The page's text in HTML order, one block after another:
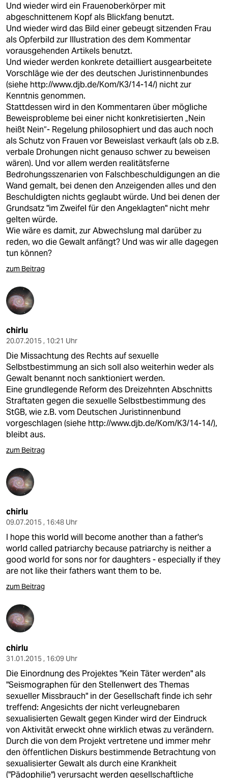
Und wieder wird ein Frauenoberkörper mit
abgeschnittenem Kopf als Blickfang benutzt.
Und wieder wird das Bild einer gebeugt sitzenden Frau
als Opferbild zur Illustration des dem Kommentar
vorausgehenden Artikels benutzt.
Und wieder werden konkrete detailliert ausgearbeitete
Vorschläge wie der des deutschen Juristinnenbundes
(siehe http://www.djb.de/Kom/K3/14-14/) nicht zur
Kenntnis genommen.
Stattdessen wird in den Kommentaren über mögliche
Beweisprobleme bei einer nicht konkretisierten „Nein
heißt Nein“- Regelung philosophiert und das auch noch
als Schutz von Frauen vor Beweislast verkauft (als ob z.B.
verbale Drohungen nicht genauso schwer zu beweisen
wären). Und vor allem werden realitätsferne
Bedrohungsszenarien von Falschbeschuldigungen an die
Wand gemalt, bei denen den Anzeigenden alles und den
Beschuldigten nichts geglaubt würde. Und bei denen der
Grundsatz "im Zweifel für den Angeklagten" nicht mehr
gelten würde.
Wie wäre es damit, zur Abwechslung mal darüber zu
reden, wo die Gewalt anfängt? Und was wir alle dagegen
tun können?
zum Beitrag
chirlu
20.07.2015 , 10:21 Uhr
Die Missachtung des Rechts auf sexuelle
Selbstbestimmung an sich soll also weiterhin weder als
Gewalt benannt noch sanktioniert werden.
Eine grundlegende Reform des Dreizehnten Abschnitts
Straftaten gegen die sexuelle Selbstbestimmung des
StGB, wie z.B. vom Deutschen Juristinnenbund
vorgeschlagen (siehe http://www.djb.de/Kom/K3/14-14/),
bleibt aus.
zum Beitrag
chirlu
09.07.2015 , 16:48 Uhr
I hope this world will become another than a father's
world called patriarchy because patriarchy is neither a
good world for sons nor for daughters - especially if they
are not like their fathers want them to be.
zum Beitrag
chirlu
31.01.2015 , 16:09 Uhr
Die Einordnung des Projektes "Kein Täter werden" als
"Seismographen für den Stellenwert des Themas
sexueller Missbrauch" in der Gesellschaft finde ich sehr
treffend: Angesichts der nicht verleugnebaren
sexualisierten Gewalt gegen Kinder wird der Eindruck
von Aktivität erweckt ohne wirklich etwas zu verändern.
Durch die von dem Projekt vertretene und immer mehr
den öffentlichen Diskurs bestimmende Betrachtung von
sexualisierter Gewalt als durch eine Krankheit
("Pädophilie") verursacht werden gesellschaftliche